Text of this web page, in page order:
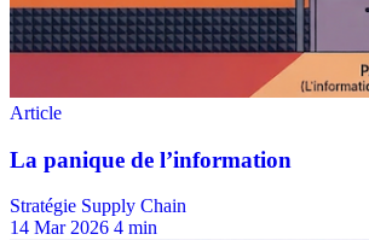
Stratégie Supply Chain
14 Mar 2026 4 min